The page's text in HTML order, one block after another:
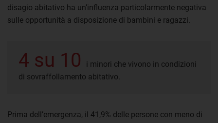
disagio abitativo ha un’influenza particolarmente negativa
sulle opportunità a disposizione di bambini e ragazzi.
4 su 10
i minori che vivono in condizioni
di sovraffollamento abitativo.
Prima dell’emergenza, il 41,9% delle persone con meno di